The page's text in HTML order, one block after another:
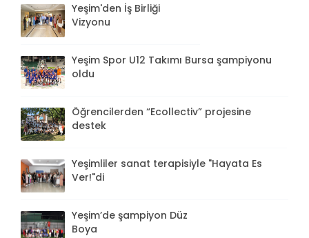
Yeşim'den İş Birliği
Vizyonu
Yeşim Spor U12 Takımı Bursa şampiyonu
oldu
Öğrencilerden “Ecollectiv” projesine
destek
Yeşimliler sanat terapisiyle "Hayata Es
Ver!"di
Yeşim’de şampiyon Düz
Boya